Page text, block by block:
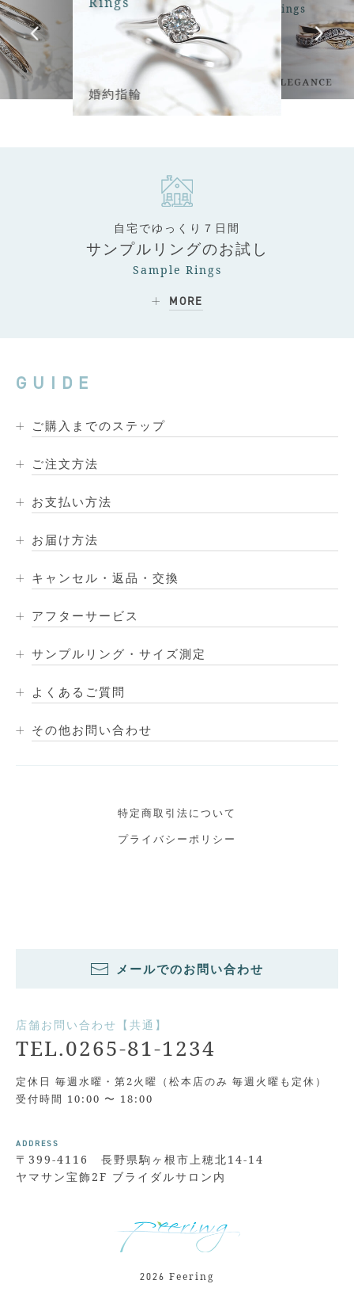
婚約指輪
Rings
ELEGANCE
自宅でゆっくり７日間
サンプルリングのお試し
Sample Rings
MORE
GUIDE
ご購入までのステップ
ご注文方法
お支払い方法
お届け方法
キャンセル・返品・交換
アフターサービス
サンプルリング・サイズ測定
よくあるご質問
その他お問い合わせ
特定商取引法について
プライバシーポリシー
メールでのお問い合わせ
店舗お問い合わせ【共通】
TEL.0265-81-1234
定休日 毎週水曜・第2火曜（松本店のみ 毎週火曜も定休）
受付時間 10:00 〜 18:00
ADDRESS
〒399-4116 長野県駒ヶ根市上穂北14-14
ヤマサン宝飾2F ブライダルサロン内
2026 Feering